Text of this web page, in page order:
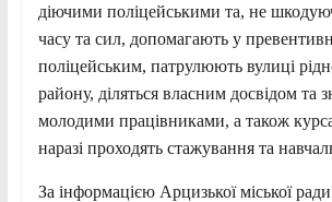
діючими поліцейськими та, не
часу та сил, допомагають у
поліцейським, патрулюють вулиці
району, діляться власним досвідом та
молодими працівниками, а також
наразі проходять стажування та
За інформацією Арцизької міської ради